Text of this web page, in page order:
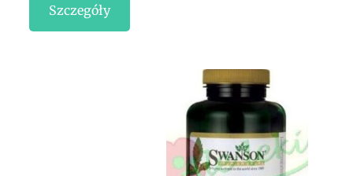
Szczegóły